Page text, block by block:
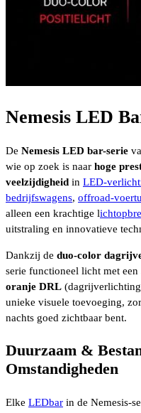
Nemesis LED
De Nemesis LED bar-serie
wie op zoek is naar hoge
veelzijdigheid in LED-
bedrijfswagens, offroad-
alleen een krachtige l
uitstraling en innovatieve
Dankzij de duo-color
serie functioneel licht met
oranje DRL
unieke visuele toevoeging,
nachts goed zichtbaar bent.
Duurzaam &
Omstandigheden
Elke LEDbar in de Nemesis-